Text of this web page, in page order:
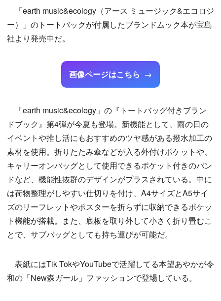
「earth music&ecology（アース ミュージック&エコロジ
ー）」のトートバックが付属したブランドムック本が宝島
社より発売中だ。
画像ページはこちら
「earth music&ecology」の『トートバッグ付きブラン
ドブック』第4弾が今夏も登場。新機能として、雨の日の
イベントや推し活にもおすすめのツヤ感がある撥水加工の
素材を使用。折りたたみ傘などが入る外付けポケットや、
キャリーオンバッグとして使用できるポケット付きのバン
ドなど、機能性抜群のデザインがプラスされている。中に
は荷物整理がしやすい仕切りを付け、A4サイズとA5サイ
ズのリーフレットやポスターを折らずに収納できるポケッ
ト機能が搭載。また、底板を取り外して小さく折り畳むこ
とで、サブバッグとしても持ち運びが可能だ。
表紙にはTik TokやYouTubeで活躍してる本望あやかが令
和の「New森ガール」ファッションで登場している。